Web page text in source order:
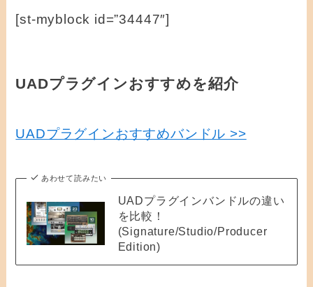
[st-myblock id=”34447″]
UADプラグインおすすめを紹介
UADプラグインおすすめバンドル >>
あわせて読みたい
UADプラグインバンドルの違い
を比較！
(Signature/Studio/Producer
Edition)